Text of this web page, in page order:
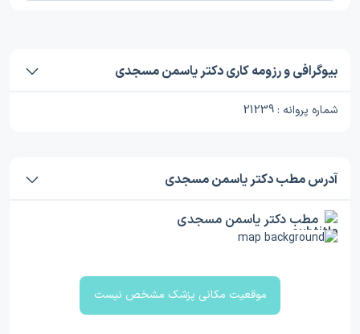
بیوگرافی و رزومه کاری دکتر یاسمن مسجدی
شماره پروانه : 21239
آدرس مطب دکتر یاسمن مسجدی
مطب دکتر یاسمن مسجدی
موقعیت مکانی پزشک مشخص نیست